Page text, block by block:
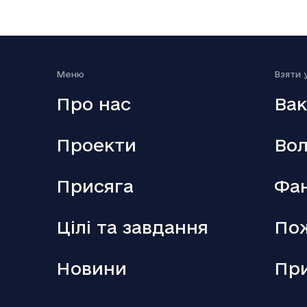
Вийшов п’ятий сезон серіалу Емілі в
18.12.2025
BAFTA-2026
Меню
Про нас
Проекти
Присяга
Цілі та завдання
Новини
Взяти